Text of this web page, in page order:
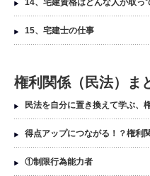
14、宅建資格はどんな人が取っ
15、宅建士の仕事
権利関係（民法）ま
民法を自分に置き換えて学ぶ、
得点アップにつながる！？権利
①制限行為能力者